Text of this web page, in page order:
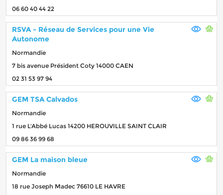
06 60 40 44 22
RSVA - Réseau de Services pour une Vie
Autonome
Normandie
7 bis avenue Président Coty 14000 CAEN
02 31 53 97 94
GEM TSA Calvados
Normandie
1 rue L'Abbé Lucas 14200 HEROUVILLE SAINT CLAIR
09 86 36 99 68
GEM La maison bleue
Normandie
18 rue Joseph Madec 76610 LE HAVRE